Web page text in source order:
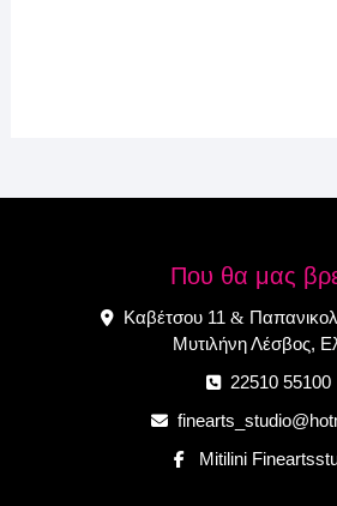
Που θα μας
Καβέτσου 11 &
Μυτιλήνη Λέσβος,
22510 55100
Mitilini